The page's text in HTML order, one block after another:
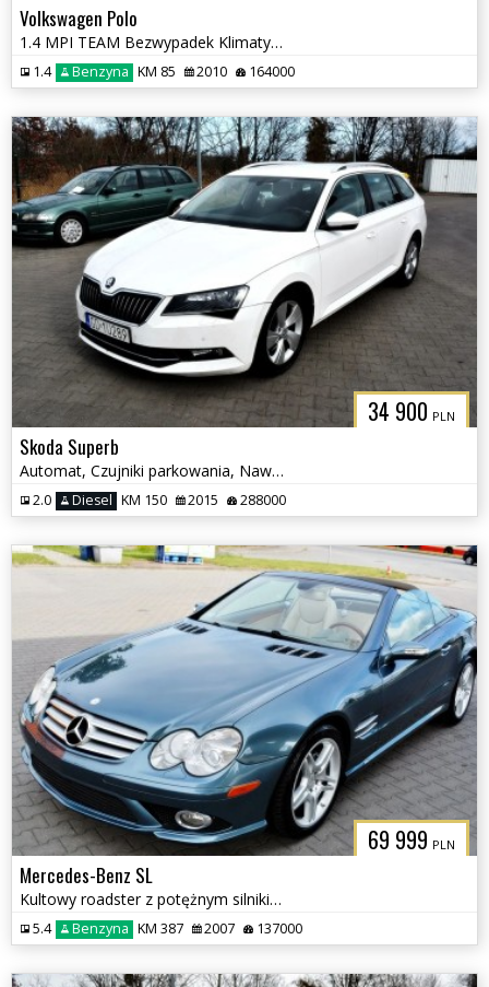
Volkswagen Polo
1.4 MPI TEAM Bezwypadek Klimatyzacja, Podgrzewane fotele
1.4 Benzyna KM 85 2010 164000
34 900 PLN
Skoda Superb
Automat, Czujniki parkowania, Nawigacja
2.0 Diesel KM 150 2015 288000
69 999 PLN
Mercedes-Benz SL
Kultowy roadster z potężnym silnikiem V8
5.4 Benzyna KM 387 2007 137000